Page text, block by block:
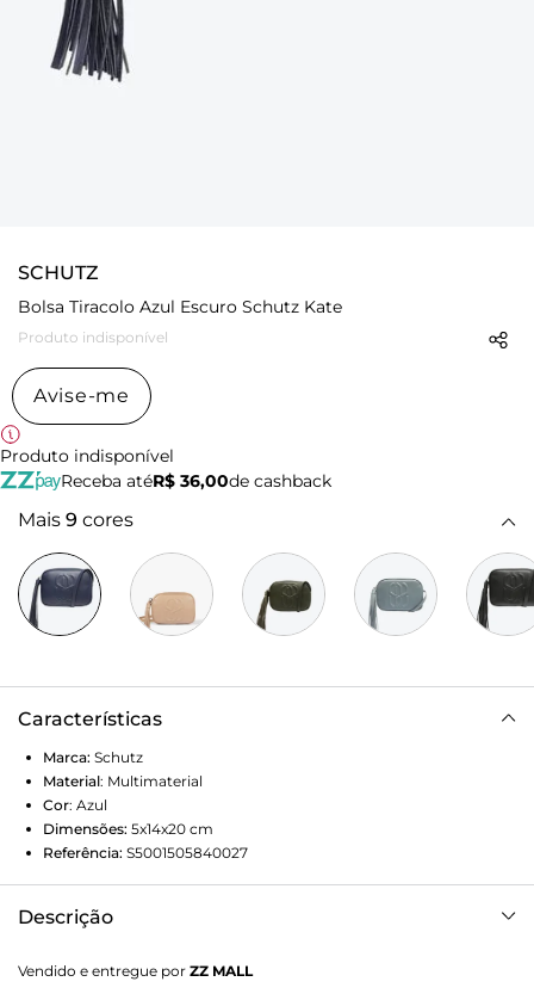
SCHUTZ
Bolsa Tiracolo Azul Escuro Schutz Kate
Produto indisponível
Avise-me
Produto indisponível
Receba atéR$ 36,00de cashback
Mais 9 cores
Características
Marca: Schutz
Material: Multimaterial
Cor: Azul
Dimensões: 5x14x20 cm
Referência: S5001505840027
Descrição
uma dose extra de personalidade nessa versão que traz o
Vendido e entregue por ZZ MALL